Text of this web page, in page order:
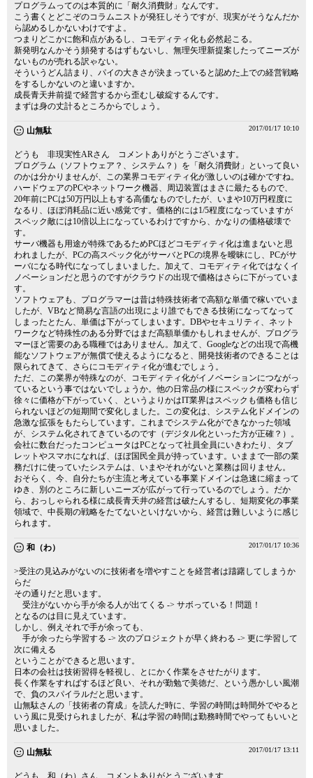
プログラムってのは本質的に「耐久消費財」なんです。
こう書くとどこぞのコラムニストが発狂しそうですが、現実がそうなんだか
ら認めるしかないわけですよ。
つまりどこかに飽和点があるし、コモディティ化も必然起こる。
新発明なんかそう頻発するはずもないし、無理矢理新提案したってニーズが
ないものが売れる訳ゃない。
そういうどん詰まり、パイの大きさが決まっていると認めた上での経営戦略
をするしかないのと違いますか。
成長青天井前提で経営するから歪むし破綻するんです。
まずは身の丈計るところからでしょう。
山無駄 2017/01/17 10:10
どうも 非現実性ARさん コメントありがとうございます。
プログラム（ソフトウェア？、システム？）を「耐久消費財」といって良い
のかは分かりませんが、この業界コモディティ化が激しいのは確かですね。
ハードウェアのPCやネットワーク機器、周辺装置はまさに最たるもので、
20年前にPCは50万円以上もする高価なものでしたが、いまや10万円程度に
なるり、ほぼ消耗品に近い感覚です。価格的には1/5程度になっていますが
スペック敵には10倍以上になっているわけですから、かなりの価格破壊で
す。
サーバ機器も用途が特殊であるためPCほどコモディティ化は進まないと思
われましたが、PCの高スペック化がサーバとPCの境界を曖昧にし、PCがサ
ーバになる時代になってしまいました。加えて、コモディティ化ではなくイ
ノベーションだと思うのですがクラウドの出現で価格はさらに下がっていま
す。
ソフトウェアも、プログラマーは昔は特殊技術者で高額な単価で稼いでいま
したが、VBなど簡易な言語の出現により誰でもできる技術になってなって
しまったとたん、単価は下がってしまいます。DBやセキュリティ、ネット
ワークなど特殊性のある分野ではまだ高額単価かもしれませんが、プログラ
マーほど需要のある職種ではありません。加えて、Googleなどの出現で高機
能なソフトウェアが無償で使えるようになると、開発技術者のできることは
限られてきて、さらにコモディティ化が進むでしょう。
ただ、この業界が特殊なのが、コモディティ化がイノベーションにつながっ
ているという事ではないでしょうか。他の日常品の様にスペックが変わらず
徐々に価格が下がっていく、というよりかはIT業界はスペックも価格も信じ
られないほどの短期間で変化しました。この変化は、システム化ドメインの
急激な拡張をもたらしています。これまでシステム化ができなかった領域
が、システム化されてきているのです（デジタル化といった方が正確？）。
会社に数台だったコンピュータはPCとなって社員全員にいきわたり、タブ
レットやスマホになれば、ほぼ国民全員が持っています。いままで一部の業
務だけに使っていたシステムは、いまやそれがないと業務は回りません。
おそらく、今、自分たちが主流と考えている事業ドメインは急速に縮まって
ゆき、別のところに新しいニーズが広がって行っているのでしょう。だか
ら、おっしゃられる様に成長青天井の経営は破たんするし、短期変化の事業
領域で、中長期の戦略をたてないといけないから、経営は難しいように感じ
られます。
和（わ） 2017/01/17 10:36
>受注の見込みがないのに技術者を増やすことを経営者は躊躇してしまうか
らだ
その通りだと思います。
受注がないから手が余る人が出てくる -> サボっている！問題！
となるのは目に見えています。
しかし、例えそれで手が余っても、
手が余ったら学習する -> 次のプロジェクトが早く終わる -> 更に学習して
次に備える
ということができると思います。
日本の会社は技術習得を軽視し、とにかく作業をさせたがります。
長く作業をすればするほど良い、それが勤勉で美徳だ、という愚かしい風潮
で、負のスパイラルだと思います。
山無駄さんの「技術者の育成」を読んだ時に、学習の時間は時間外でやると
いう風に見受けられましたが、私は学習の時間は勤務時間でやってもいいと
思いました。
山無駄 2017/01/17 13:11